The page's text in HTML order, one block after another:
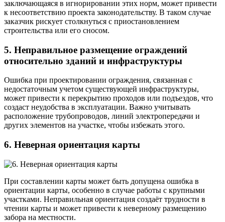
заключающаяся в игнорировании этих норм, может привести
к несоответствию проекта законодательству. В таком случае
заказчик рискует столкнуться с приостановлением
строительства или его сносом.
5. Неправильное размещение ограждений
относительно зданий и инфраструктуры
Ошибка при проектировании ограждения, связанная с
недостаточным учетом существующей инфраструктуры,
может привести к перекрытию проходов или подъездов, что
создаст неудобства в эксплуатации. Важно учитывать
расположение трубопроводов, линий электропередачи и
других элементов на участке, чтобы избежать этого.
6. Неверная ориентация карты
При составлении карты может быть допущена ошибка в
ориентации карты, особенно в случае работы с крупными
участками. Неправильная ориентация создаёт трудности в
чтении карты и может привести к неверному размещению
забора на местности.